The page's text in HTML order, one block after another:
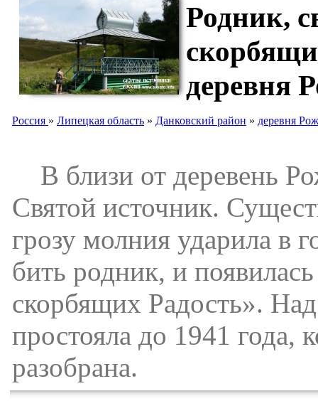
Родник,
деревня
Россия » Липецкая область » Данковский район » деревня
В близи от деревень
Святой источник.
грозу молния ударила в
бить родник, и
скорбящих Радость».
простояла до 1941 года,
разобрана.